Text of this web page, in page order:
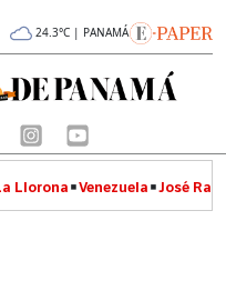
24.3°C | PANAMÁ
Llorona Venezuela José